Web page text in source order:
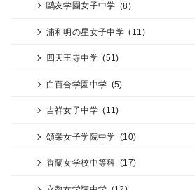
鷗友学園女子中学 (8)
浦和明の星女子中学 (11)
四天王寺中学 (51)
白百合学園中学 (5)
吉祥女子中学 (11)
頌栄女子学院中学 (10)
香蘭女学校中等科 (17)